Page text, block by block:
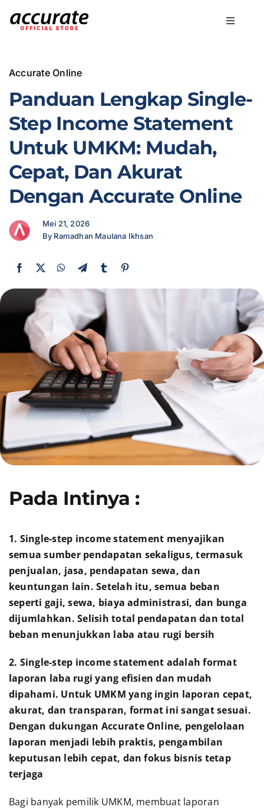
Toggle
Bisnis
Fitur
Harga
Promo
Presentasi
Daftar
Login
Accurate Online
Panduan Lengkap Single-
Step Income Statement
Untuk UMKM: Mudah,
Cepat, Dan Akurat
Dengan Accurate Online
Mei 21, 2026
By Ramadhan Maulana Ikhsan
Pada Intinya :
1. Single-step income statement menyajikan
semua sumber pendapatan sekaligus, termasuk
penjualan, jasa, pendapatan sewa, dan
keuntungan lain. Setelah itu, semua beban
seperti gaji, sewa, biaya administrasi, dan bunga
dijumlahkan. Selisih total pendapatan dan total
beban menunjukkan laba atau rugi bersih
2. Single-step income statement adalah format
laporan laba rugi yang efisien dan mudah
dipahami. Untuk UMKM yang ingin laporan cepat,
akurat, dan transparan, format ini sangat sesuai.
Dengan dukungan Accurate Online, pengelolaan
laporan menjadi lebih praktis, pengambilan
keputusan lebih cepat, dan fokus bisnis tetap
terjaga
Bagi banyak pemilik UMKM, membuat laporan